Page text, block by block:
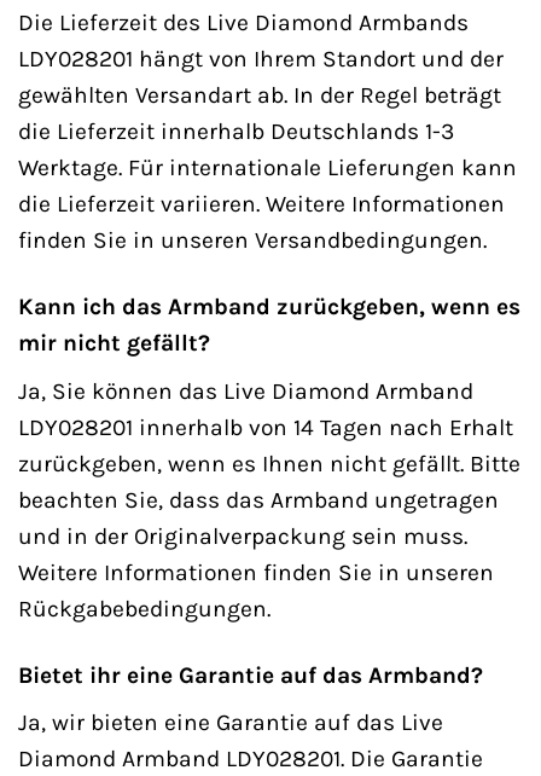
Die Lieferzeit des Live Diamond Armbands
LDY028201 hängt von Ihrem Standort und der
gewählten Versandart ab. In der Regel beträgt
die Lieferzeit innerhalb Deutschlands 1-3
Werktage. Für internationale Lieferungen kann
die Lieferzeit variieren. Weitere Informationen
finden Sie in unseren Versandbedingungen.
Kann ich das Armband zurückgeben, wenn es
mir nicht gefällt?
Ja, Sie können das Live Diamond Armband
LDY028201 innerhalb von 14 Tagen nach Erhalt
zurückgeben, wenn es Ihnen nicht gefällt. Bitte
beachten Sie, dass das Armband ungetragen
und in der Originalverpackung sein muss.
Weitere Informationen finden Sie in unseren
Rückgabebedingungen.
Bietet ihr eine Garantie auf das Armband?
Ja, wir bieten eine Garantie auf das Live
Diamond Armband LDY028201. Die Garantie